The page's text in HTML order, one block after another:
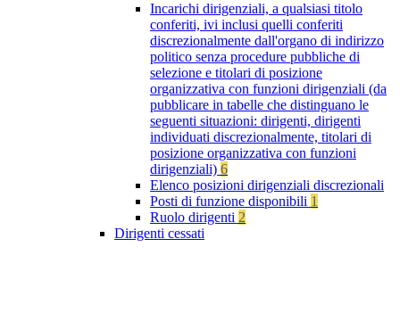
Incarichi dirigenziali, a qualsiasi titolo
conferiti, ivi inclusi quelli conferiti
discrezionalmente dall'organo di indirizzo
politico senza procedure pubbliche di
selezione e titolari di posizione
organizzativa con funzioni dirigenziali (da
pubblicare in tabelle che distinguano le
seguenti situazioni: dirigenti, dirigenti
individuati discrezionalmente, titolari di
posizione organizzativa con funzioni
dirigenziali) 6
Elenco posizioni dirigenziali discrezionali
Posti di funzione disponibili 1
Ruolo dirigenti 2
Dirigenti cessati